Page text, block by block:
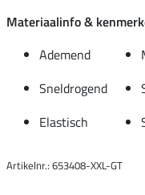
Materiaalinfo &
Ademend
Sneldrogend
Elastisch
Artikelnr.: 653408-XXL-GT